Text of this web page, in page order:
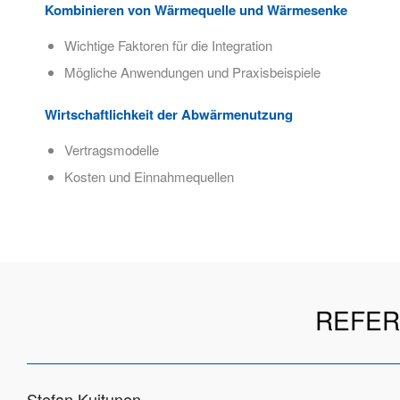
Kombinieren von Wärmequelle und Wärmesenke
Wichtige Faktoren für die Integration
Mögliche Anwendungen und Praxisbeispiele
Wirtschaftlichkeit der Abwärmenutzung
Vertragsmodelle
Kosten und Einnahmequellen